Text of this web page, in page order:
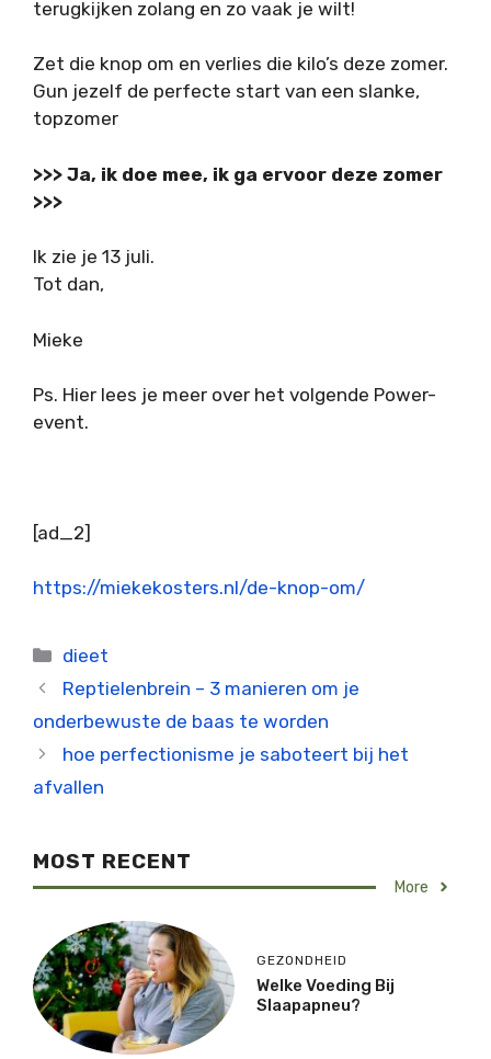
terugkijken zolang en zo vaak je wilt!
Zet die knop om en verlies die kilo’s deze zomer.
Gun jezelf de perfecte start van een slanke,
topzomer
>>> Ja, ik doe mee, ik ga ervoor deze zomer
>>>
Ik zie je 13 juli.
Tot dan,
Mieke
Ps. Hier lees je meer over het volgende Power-
event.
[ad_2]
https://miekekosters.nl/de-knop-om/
Categorieën
dieet
Reptielenbrein – 3 manieren om je
onderbewuste de baas te worden
hoe perfectionisme je saboteert bij het
afvallen
MOST RECENT
More
GEZONDHEID
Welke Voeding Bij
Slaapapneu?